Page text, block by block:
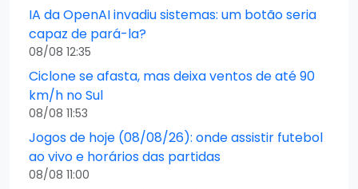
IA da OpenAI invadiu sistemas: um botão seria
capaz de pará-la?
08/08 12:35
Ciclone se afasta, mas deixa ventos de até 90
km/h no Sul
08/08 11:53
Jogos de hoje (08/08/26): onde assistir futebol
ao vivo e horários das partidas
08/08 11:00